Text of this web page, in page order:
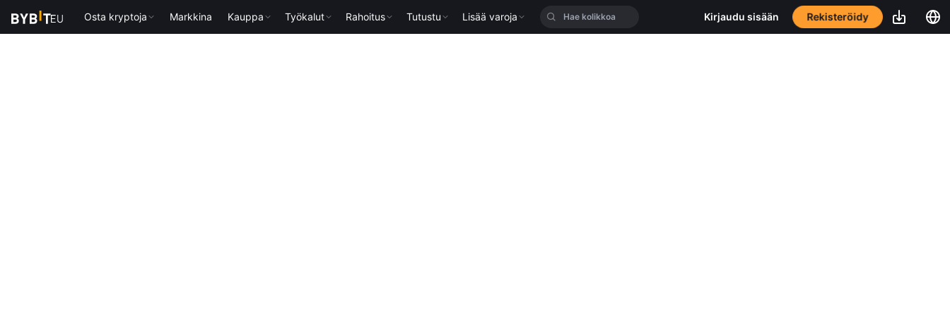
Osta kryptoja Markkina Kauppa Työkalut Rahoitus Tutustu Lisää varoja Kirjaudu sisään Rekisteröidy